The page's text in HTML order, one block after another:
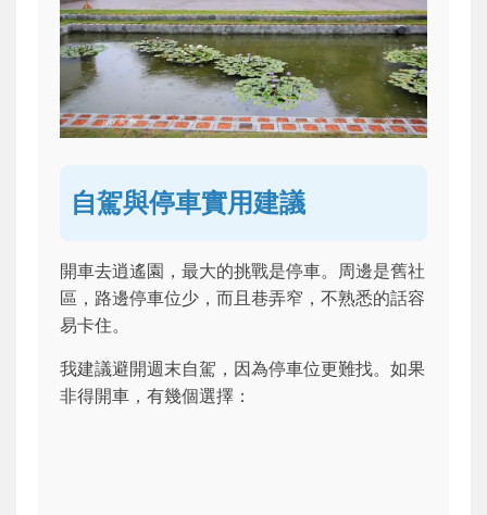
自駕與停車實用建議
開車去逍遙園，最大的挑戰是停車。周邊是舊社
區，路邊停車位少，而且巷弄窄，不熟悉的話容
易卡住。
我建議避開週末自駕，因為停車位更難找。如果
非得開車，有幾個選擇：